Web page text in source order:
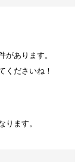
があります。
くださいね！
ります。